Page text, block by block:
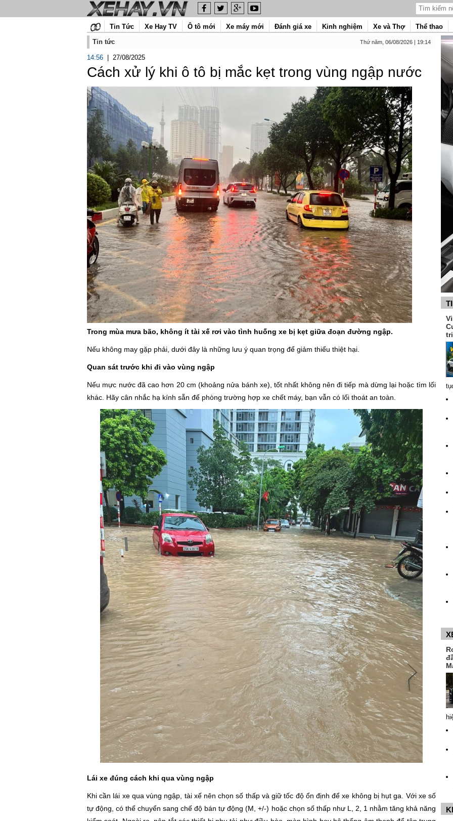
Tin Tức Xe Hay TV Ô tô mới Xe máy mới Đánh giá xe Kinh nghiệm Xe và Thợ Thể thao
Tin tức
Thứ năm, 06/08/2026 | 19:14
14:56 27/08/2025
Cách xử lý khi ô tô bị mắc kẹt trong vùng ngập nước
Trong mùa mưa bão, không ít tài xế rơi vào tình huống xe bị kẹt giữa đoạn đường ngập.
Nếu không may gặp phải, dưới đây là những lưu ý quan trọng để giảm thiểu thiệt hại.
Quan sát trước khi đi vào vùng ngập
Nếu mực nước đã cao hơn 20 cm (khoảng nửa bánh xe), tốt nhất không nên đi tiếp mà dừng lại hoặc tìm lối
khác. Hãy cân nhắc hạ kính sẵn để phòng trường hợp xe chết máy, bạn vẫn có lối thoát an toàn.
Lái xe đúng cách khi qua vùng ngập
Khi cần lái xe qua vùng ngập, tài xế nên chọn số thấp và giữ tốc độ ổn định để xe không bị hụt ga. Với xe số
tự động, có thể chuyển sang chế độ bán tự động (M, +/-) hoặc chọn số thấp như L, 2, 1 nhằm tăng khả năng